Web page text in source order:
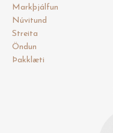
Markþjálfun
Núvitund
Streita
Öndun
Þakklæti